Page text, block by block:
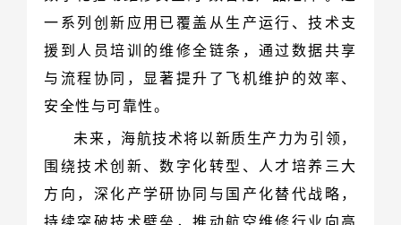
安全性与可靠性。